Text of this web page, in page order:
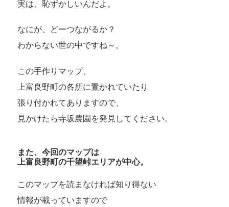
実は、恥ずかしいんだよ。
なにが、どーつながるか？
わからない世の中ですね～。
この手作りマップ、
上富良野町の各所に置かれていたり
張り付かれてありますので、
見かけたら寺坂農園を発見してください。
また、今回のマップは
上富良野町の千望峠エリアが中心。
このマップを読まなければ知り得ない
情報が載っていますので